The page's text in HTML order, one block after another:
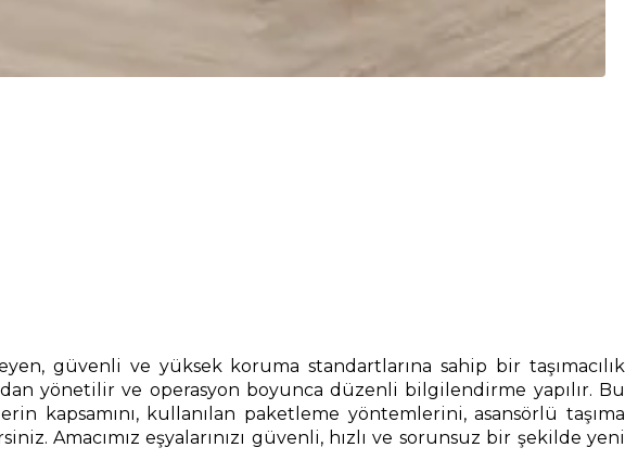
güvenli ve yüksek koruma standartlarına sahip bir taşımacılık
yönetilir ve operasyon boyunca düzenli bilgilendirme yapılır. Bu
kapsamını, kullanılan paketleme yöntemlerini, asansörlü taşıma
Amacımız eşyalarınızı güvenli, hızlı ve sorunsuz bir şekilde yeni